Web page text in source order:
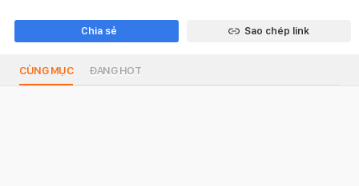
Chia sẻ Sao chép link
CÙNG MỤC ĐANG HOT